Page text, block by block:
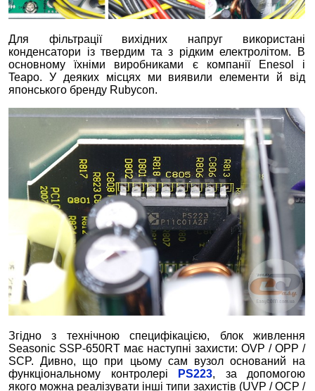
Для фільтрації вихідних напруг використані
конденсатори із твердим та з рідким електролітом. В
основному їхніми виробниками є компанії Enesol і
Teapo. У деяких місцях ми виявили елементи й від
японського бренду Rubycon.
Згідно з технічною специфікацією, блок живлення
Seasonic SSP-650RT має наступні захисти: OVP / OPP /
SCP. Дивно, що при цьому сам вузол оснований на
функціональному контролері
PS223, за допомогою
якого можна реалізувати інші типи захистів (UVP / OCP /